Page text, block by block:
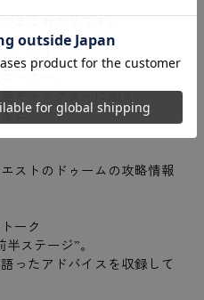
まるわかりです。
ョン！
ーナー。
キャラクターに加え、
ピックアップ。
ストのドゥームの攻略情報
ーク
ステージ”。
ったアドバイスを収録して